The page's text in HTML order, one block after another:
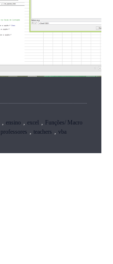
, ensino , excel , Funções/ Macro
professores , teachers , vba